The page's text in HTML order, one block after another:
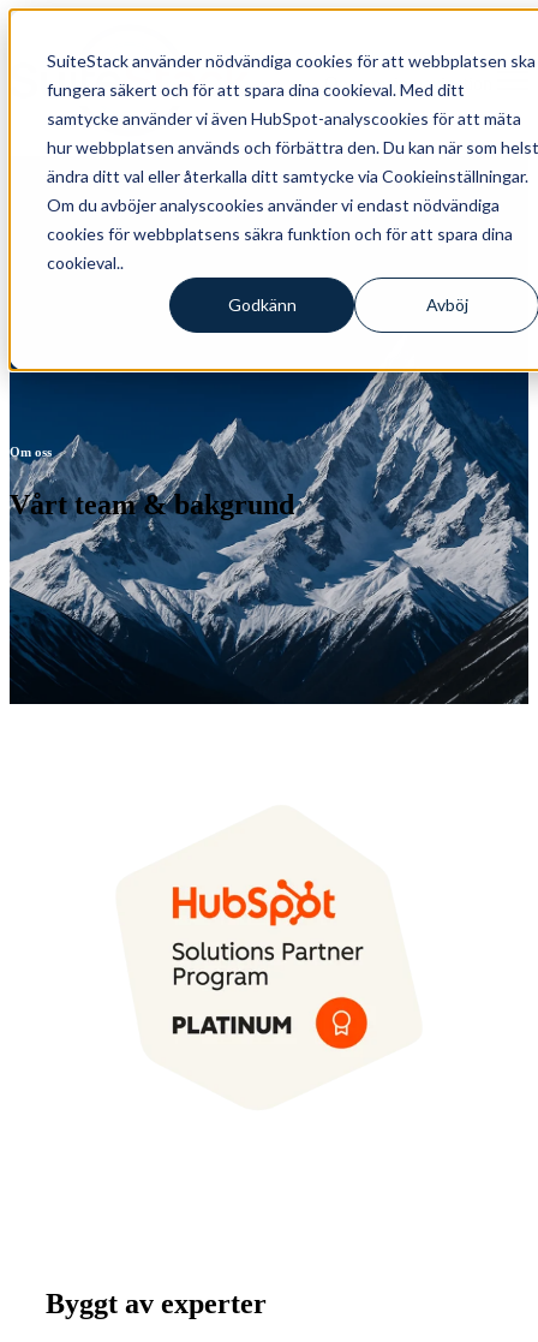
SuiteStack använder nödvändiga cookies för att webbplatsen ska
fungera säkert och för att spara dina cookieval. Med ditt
samtycke använder vi även HubSpot-analyscookies för att mäta
hur webbplatsen används och förbättra den. Du kan när som helst
ändra ditt val eller återkalla ditt samtycke via Cookieinställningar.
Om du avböjer analyscookies använder vi endast nödvändiga
cookies för webbplatsens säkra funktion och för att spara dina
cookieval..
Godkänn Avböj
Open main navigation
Om oss
Vårt team & bakgrund
Byggt av experter